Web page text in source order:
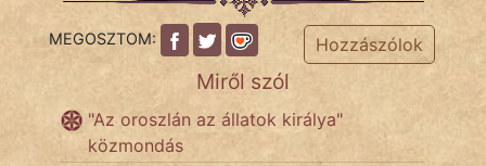
TÖRTÉNELEM
MEGOSZTOM: Hozzászólok
Miről szól
"Az oroszlán az állatok királya"
közmondás